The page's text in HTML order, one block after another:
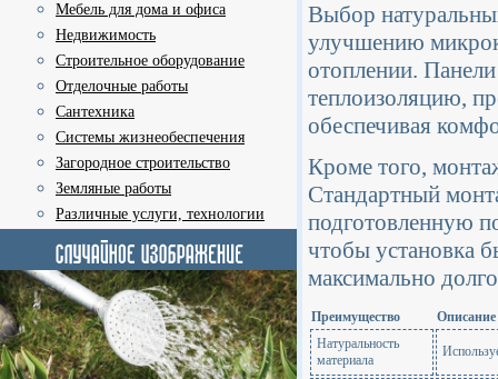
Мебель для дома и офиса
Недвижимость
Строительное оборудование
Отделочные работы
Сантехника
Системы жизнеобеспечения
Загородное строительство
Земляные работы
Различные услуги, технологии
Выбор
улучшению
отоплении.
теплоизоляцию,
обеспечивая
Кроме того,
Стандартный
подготовленную
чтобы установка
максимально
Преимущество
Описание
Натуральность
материала